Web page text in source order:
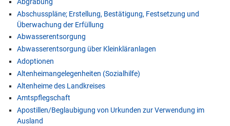
Abschusspläne; Erstellung, Bestätigung, Festsetzung und
Überwachung der Erfüllung
Abwasserentsorgung
Abwasserentsorgung über Kleinkläranlagen
Adoptionen
Altenheimangelegenheiten (Sozialhilfe)
Altenheime des Landkreises
Amtspflegschaft
Apostillen/Beglaubigung von Urkunden zur Verwendung im
Ausland